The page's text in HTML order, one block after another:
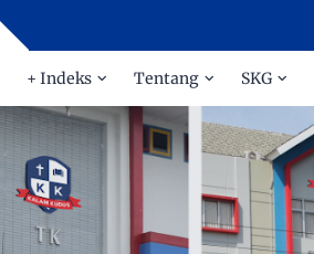
+ Indeks Tentang SKG